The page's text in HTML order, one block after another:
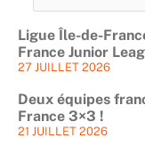
Ligue Île-de-
France Junior
27 JUILLET 2026
Deux équipes
France 3×3 !
21 JUILLET 2026